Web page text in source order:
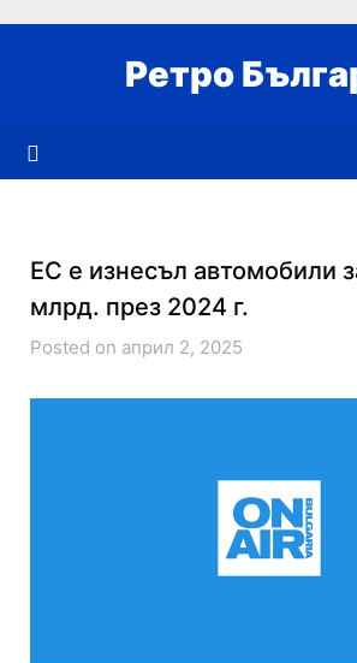
Ретро
ЕС е изнесъл автомобили
млрд. през 2024 г.
Posted on април 2, 2025